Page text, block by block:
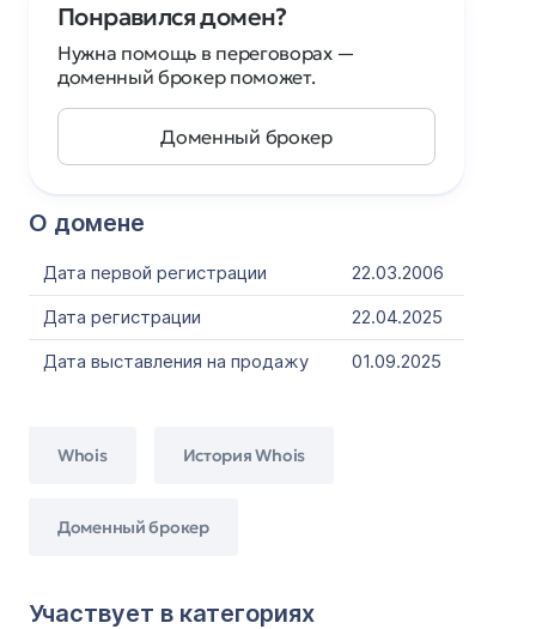
О домене
Дата первой регистрации
22.03.2006
Дата регистрации
22.04.2025
Дата выставления на продажу
01.09.2025
Whois История Whois
Доменный брокер
Участвует в категориях
Понравился домен?
Нужна помощь в переговорах —
доменный брокер поможет.
Доменный брокер